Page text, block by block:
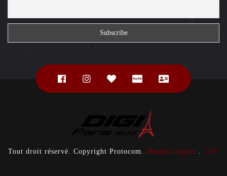
Tout droit réservé. Copyright Protocom. Mentions légales .CGV